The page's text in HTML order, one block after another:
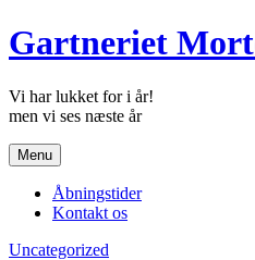
Skip
to
Gartneriet
Vi har lukket for i år!
Menu
Åbningstider
Kontakt os
Uncategorized